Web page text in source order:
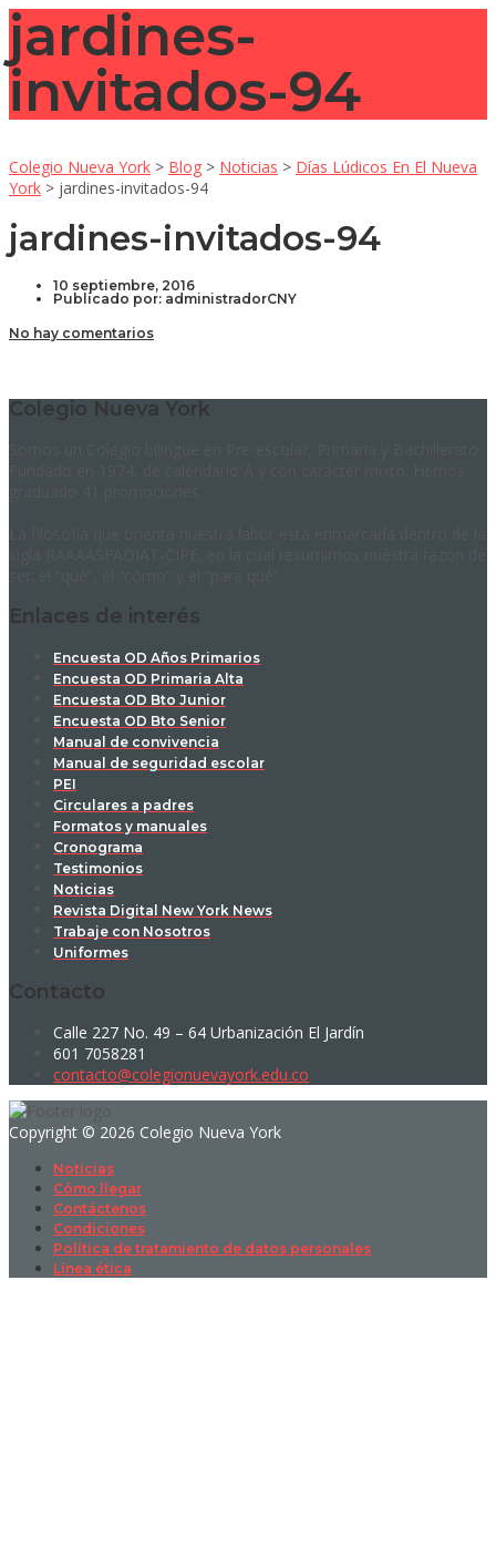
jardines-
invitados-94
Colegio Nueva York > Blog > Noticias > Días Lúdicos En El Nueva
York > jardines-invitados-94
jardines-invitados-94
10 septiembre, 2016
Publicado por: administradorCNY
No hay comentarios
Colegio Nueva York
Enlaces de interés
Encuesta OD Años Primarios
Encuesta OD Primaria Alta
Encuesta OD Bto Junior
Encuesta OD Bto Senior
Manual de convivencia
Manual de seguridad escolar
PEI
Circulares a padres
Formatos y manuales
Cronograma
Testimonios
Noticias
Revista Digital New York News
Trabaje con Nosotros
Uniformes
Contacto
Calle 227 No. 49 – 64 Urbanización El Jardín
601 7058281
contacto@colegionuevayork.edu.co
Copyright © 2026 Colegio Nueva York
Noticias
Cómo llegar
Contáctenos
Condiciones
Política de tratamiento de datos personales
Línea ética